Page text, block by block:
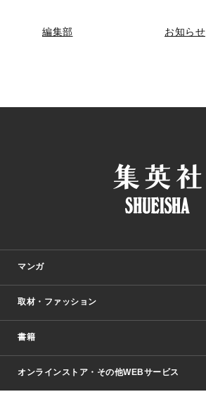
編集部 お知らせ
マンガ
少年マンガ
Vジャンプ
週刊ヤングジャンプ
少女マンガ
取材・ファッション
Seventeen
芸能・情報・スポーツ
書籍
文芸・文庫・総合
オンラインストア・その他WEBサービス